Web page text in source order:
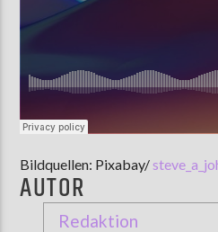
Bildquellen: Pixabay/
AUTOR
Redaktion